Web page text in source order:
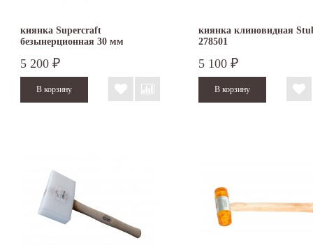
киянка Supercraft
безынерционная 30 мм
5 200 ₽
киянка клиновидная
278501
5 100 ₽